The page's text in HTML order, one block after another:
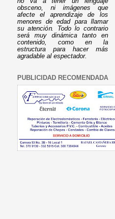
obsceno, ni imágenes que
afecte el aprendizaje de los
menores de edad para llamar
su atención. Todo lo contrario
será muy dinámica tanto en
contenido, como en la
estructura para hacer más
agradable al espectador.
PUBLICIDAD RECOMENDADA